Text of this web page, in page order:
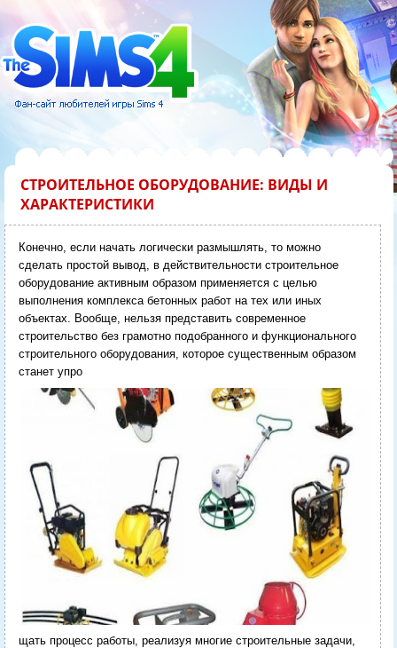
СТРОИТЕЛЬНОЕ ОБОРУДОВАНИЕ: ВИДЫ И
ХАРАКТЕРИСТИКИ
Конечно, если начать логически размышлять, то можно
сделать простой вывод, в действительности строительное
оборудование активным образом применяется с целью
выполнения комплекса бетонных работ на тех или иных
объектах. Вообще, нельзя представить современное
строительство без грамотно подобранного и функционального
строительного оборудования, которое существенным образом
станет упро
щать процесс работы, реализуя многие строительные задачи,